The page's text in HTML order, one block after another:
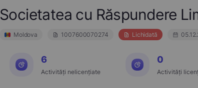
Societatea cu Răspundere
Moldova 1007600070274 Lichidată
6
Activități nelicențiate
0
Activități